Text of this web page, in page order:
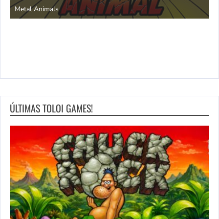
Metal Animals
ÚLTIMAS TOLOI GAMES!